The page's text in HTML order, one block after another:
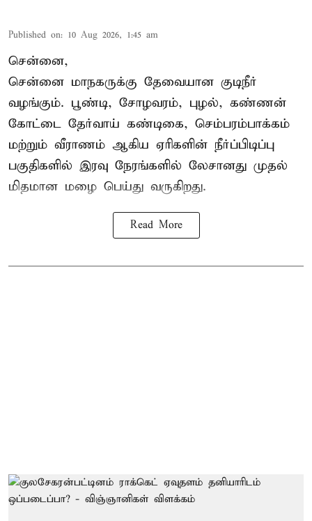
Published on: 10 Aug 2026, 1:45 am
சென்னை,
சென்னை மாநகருக்கு தேவையான குடிநீர்
வழங்கும். பூண்டி, சோழவரம், புழல், கண்ணன்
கோட்டை தேர்வாய் கண்டிகை, செம்பரம்பாக்கம்
மற்றும் வீராணம் ஆகிய ஏரிகளின் நீர்ப்பிடிப்பு
பகுதிகளில் இரவு நேரங்களில் லேசானது முதல்
மிதமான மழை பெய்து வருகிறது.
Read More